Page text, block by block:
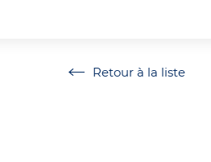
Retour à la liste
Retour à la liste